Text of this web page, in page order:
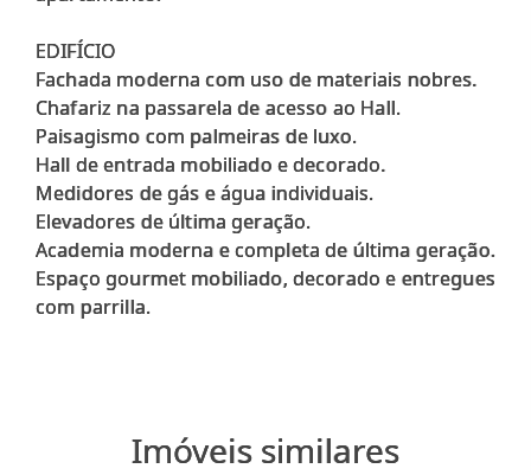
EDIFÍCIO
Fachada moderna com uso de materiais nobres.
Chafariz na passarela de acesso ao Hall.
Paisagismo com palmeiras de luxo.
Hall de entrada mobiliado e decorado.
Medidores de gás e água individuais.
Elevadores de última geração.
Academia moderna e completa de última geração.
Espaço gourmet mobiliado, decorado e entregues
com parrilla.
Imóveis similares